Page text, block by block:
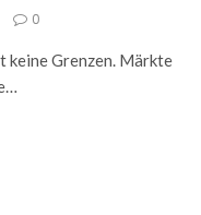
0
keine Grenzen. Märkte